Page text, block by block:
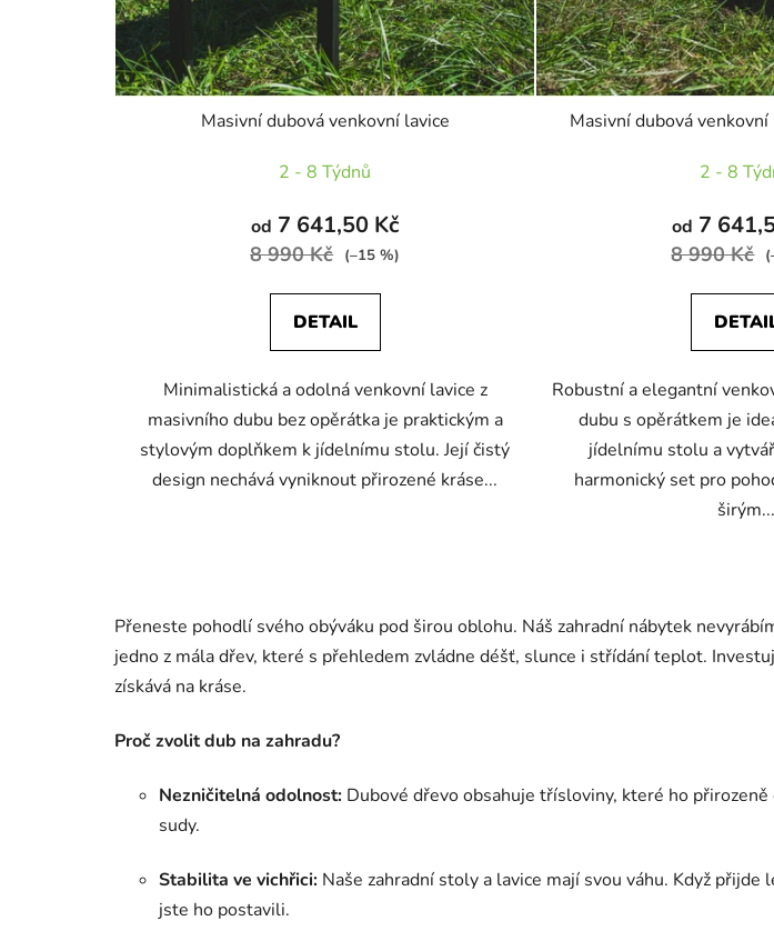
d
u
k
t
Masivní dubová venkovní lavice
2 - 8 Týdnů
od 7 641,50 Kč
8 990 Kč (–15 %)
DETAIL
Minimalistická a odolná venkovní lavice z
masivního dubu bez opěrátka je praktickým a
stylovým doplňkem k jídelnímu stolu. Její čistý
design nechává vyniknout přirozené kráse...
Masivní dubová
2 - 8
od 7
8 990 Kč
Robustní a elegantní
dubu s opěrátkem je
jídelnímu stolu a
harmonický set pro
širým...
l
á
r
y
Přeneste pohodlí svého obýváku pod širou oblohu. Náš zahradní nábytek
jedno z mála dřev, které s přehledem zvládne déšť, slunce i střídání teplot.
získává na kráse.
Proč zvolit dub na zahradu?
Nezničitelná odolnost: Dubové dřevo obsahuje třísloviny, které ho
sudy.
Stabilita ve vichřici: Naše zahradní stoly a lavice mají svou váhu. Když
jste ho postavili.